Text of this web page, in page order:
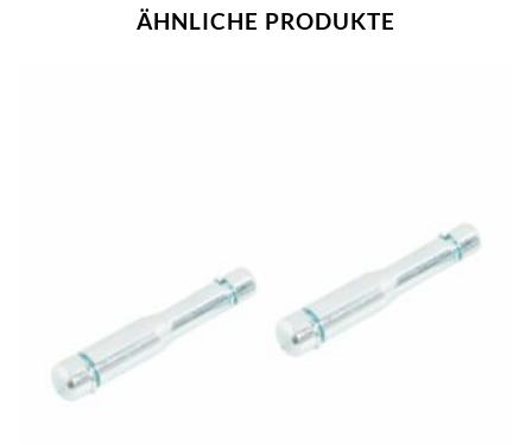
ÄHNLICHE PRODUKTE